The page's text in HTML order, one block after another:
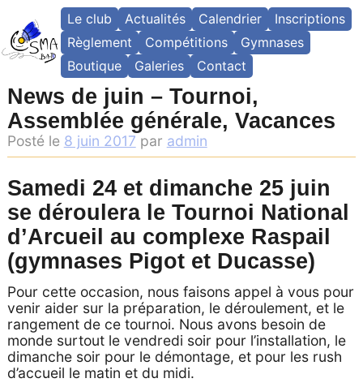
content
Le club Actualités Calendrier
Inscriptions
Règlement
Compétitions
Gymnases
Boutique
Galeries Contact
News de juin – Tournoi,
Assemblée générale, Vacances
Posté le 8 juin 2017 par admin
Samedi 24 et dimanche 25 juin
se déroulera le Tournoi National
d’Arcueil au complexe Raspail
(gymnases Pigot et Ducasse)
Pour cette occasion, nous faisons appel à vous pour
venir aider sur la préparation, le déroulement, et le
rangement de ce tournoi. Nous avons besoin de
monde surtout le vendredi soir pour l’installation, le
dimanche soir pour le démontage, et pour les rush
d’accueil le matin et du midi.